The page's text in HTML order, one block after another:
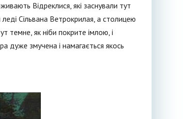
Відреклися, які заснували тут
Сільвана Ветрокрилая, а столицею
темне, як ніби покрите імлою, і
дуже змучена і намагається якось